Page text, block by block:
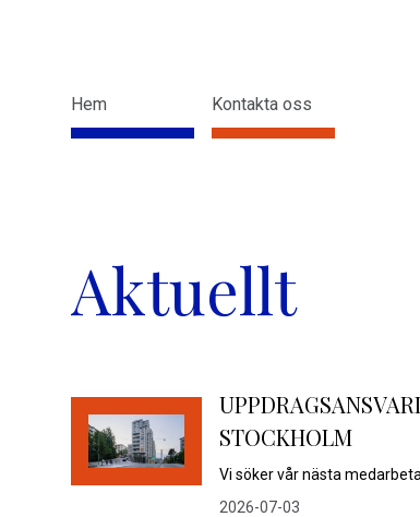
Hem Kontakta oss
Aktuellt
STOCKHOLM
Vi söker vår nästa
2026-07-03